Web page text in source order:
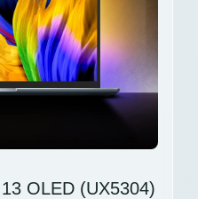
OLED (UX5304)